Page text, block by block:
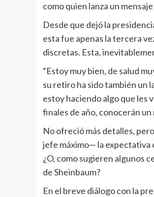
como quien lanza un
Desde que dejó la
esta fue apenas la tercera
discretas. Esta,
“Estoy muy bien, de salud
su retiro ha sido también un
estoy haciendo algo que les
finales de año, conocerán un
No ofreció más detalles,
jefe máximo— la expectativa
¿O, como sugieren algunos
de Sheinbaum?
En el breve diálogo con la